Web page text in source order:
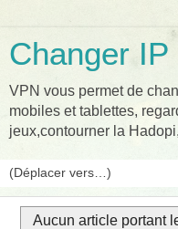
Changer
VPN vous permet de
mobiles et tablettes,
jeux,contourner la
Aucun article portant